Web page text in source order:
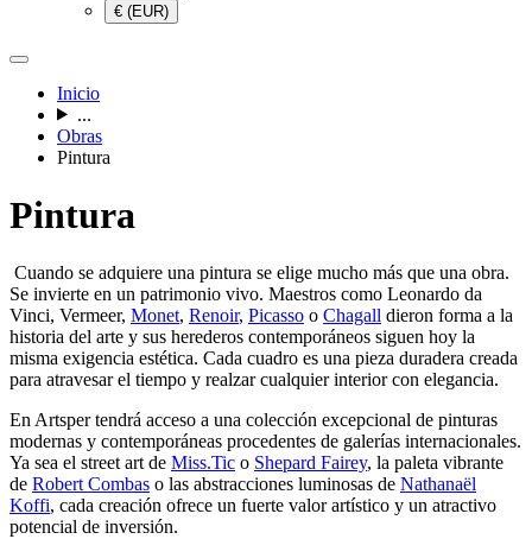
€ (EUR)
Inicio
...
Obras
Pintura
Pintura
Cuando se adquiere una pintura se elige mucho más que una obra.
Se invierte en un patrimonio vivo. Maestros como Leonardo da
Vinci, Vermeer, Monet, Renoir, Picasso o Chagall dieron forma a la
historia del arte y sus herederos contemporáneos siguen hoy la
misma exigencia estética. Cada cuadro es una pieza duradera creada
para atravesar el tiempo y realzar cualquier interior con elegancia.
En Artsper tendrá acceso a una colección excepcional de pinturas
modernas y contemporáneas procedentes de galerías internacionales.
Ya sea el street art de Miss.Tic o Shepard Fairey, la paleta vibrante
de Robert Combas o las abstracciones luminosas de Nathanaël
Koffi, cada creación ofrece un fuerte valor artístico y un atractivo
potencial de inversión.